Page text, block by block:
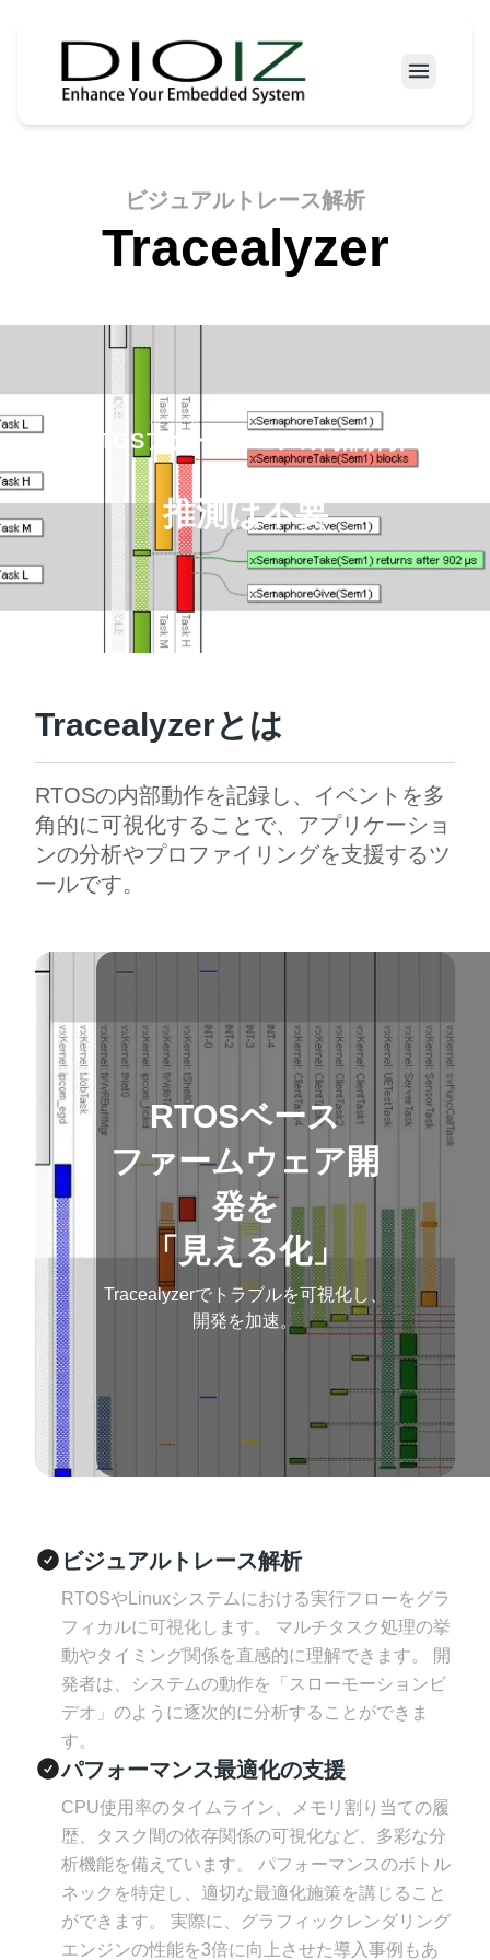
会社案内
お問い合わせ
ビジュアルトレース解析
Tracealyzer
RTOSファームウェアの内部解析
推測は不要
Tracealyzerとは
RTOSの内部動作を記録し、イベントを多
角的に可視化することで、アプリケーショ
ンの分析やプロファイリングを支援するツ
ールです。
RTOSベース
ファームウェア開
発を
「見える化」
Tracealyzerでトラブルを可視化し、
開発を加速。
ビジュアルトレース解析
RTOSやLinuxシステムにおける実行フローをグラ
フィカルに可視化します。 マルチタスク処理の挙
動やタイミング関係を直感的に理解できます。 開
発者は、システムの動作を「スローモーションビ
デオ」のように逐次的に分析することができま
す。
パフォーマンス最適化の支援
CPU使用率のタイムライン、メモリ割り当ての履
歴、タスク間の依存関係の可視化など、多彩な分
析機能を備えています。 パフォーマンスのボトル
ネックを特定し、適切な最適化施策を講じること
ができます。 実際に、グラフィックレンダリング
エンジンの性能を3倍に向上させた導入事例もあ